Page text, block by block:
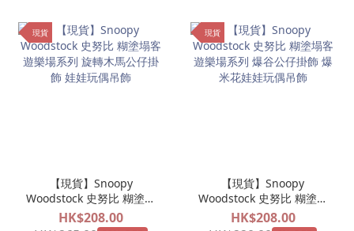
現貨
【現貨】Snoopy
Woodstock 史努比 糊塗塌
客 遊樂場系列 旋轉木馬公
HK$208.00
現貨
【現貨】Snoopy
Woodstock 史努比 糊塗塌
客 遊樂場系列 爆谷公仔掛
HK$208.00